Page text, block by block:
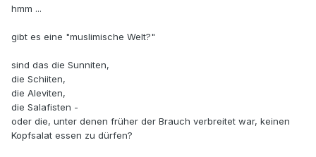
hmm ...
gibt es eine "muslimische Welt?"
sind das die Sunniten,
die Schiiten,
die Aleviten,
die Salafisten -
oder die, unter denen früher der Brauch verbreitet war, keinen
Kopfsalat essen zu dürfen?